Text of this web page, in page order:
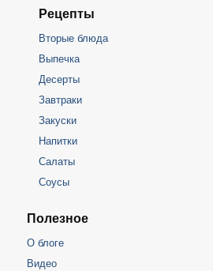
Рецепты
Вторые блюда
Выпечка
Десерты
Завтраки
Закуски
Напитки
Салаты
Соусы
Полезное
О блоге
Видео